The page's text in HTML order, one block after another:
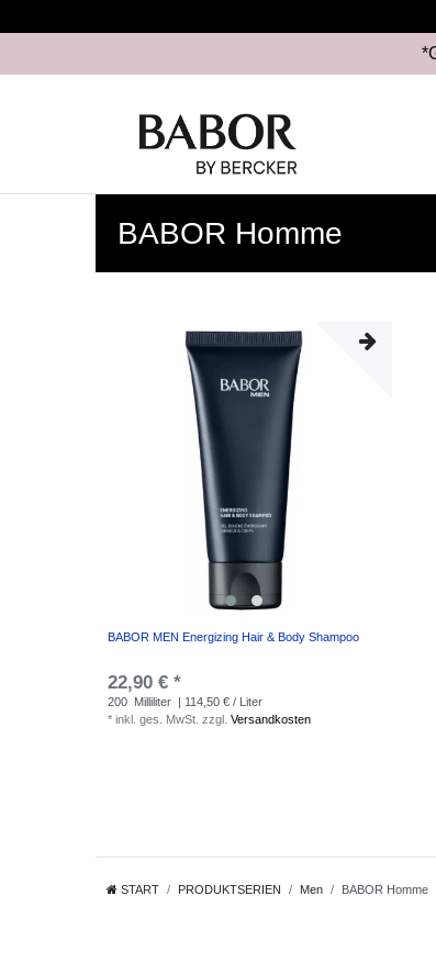
BABOR Homme
BABOR MEN Energizing Hair & Body Shampoo
22,90 € *
200 Milliliter | 114,50 € / Liter
*inkl. ges. MwSt. zzgl.Versandkosten
START PRODUKTSERIEN Men BABOR Homme